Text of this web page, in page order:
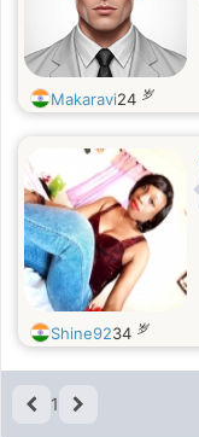
Makaravi24 岁
Shine9234 岁
1